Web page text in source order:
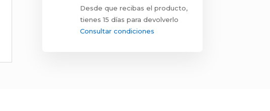
Desde que recibas el producto,
tienes 15 días para devolverlo
Consultar condiciones